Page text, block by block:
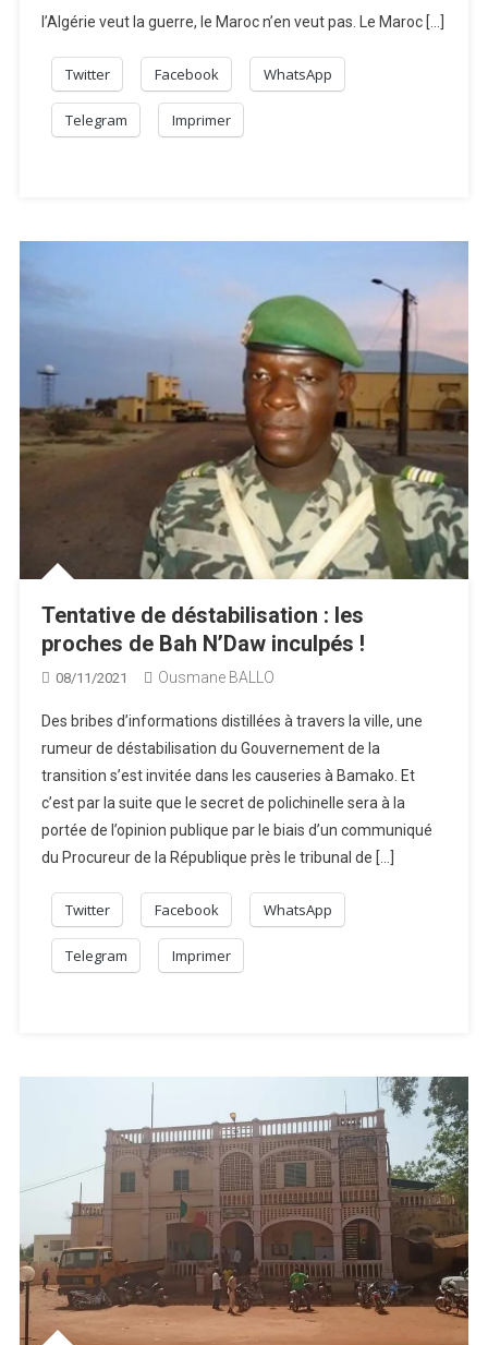
l’Algérie veut la guerre, le Maroc n’en veut pas. Le Maroc […]
Twitter Facebook WhatsApp
Telegram Imprimer
Tentative de déstabilisation : les
proches de Bah N’Daw inculpés !
08/11/2021 Ousmane BALLO
Des bribes d’informations distillées à travers la ville, une
rumeur de déstabilisation du Gouvernement de la
transition s’est invitée dans les causeries à Bamako. Et
c’est par la suite que le secret de polichinelle sera à la
portée de l’opinion publique par le biais d’un communiqué
du Procureur de la République près le tribunal de […]
Twitter Facebook WhatsApp
Telegram Imprimer